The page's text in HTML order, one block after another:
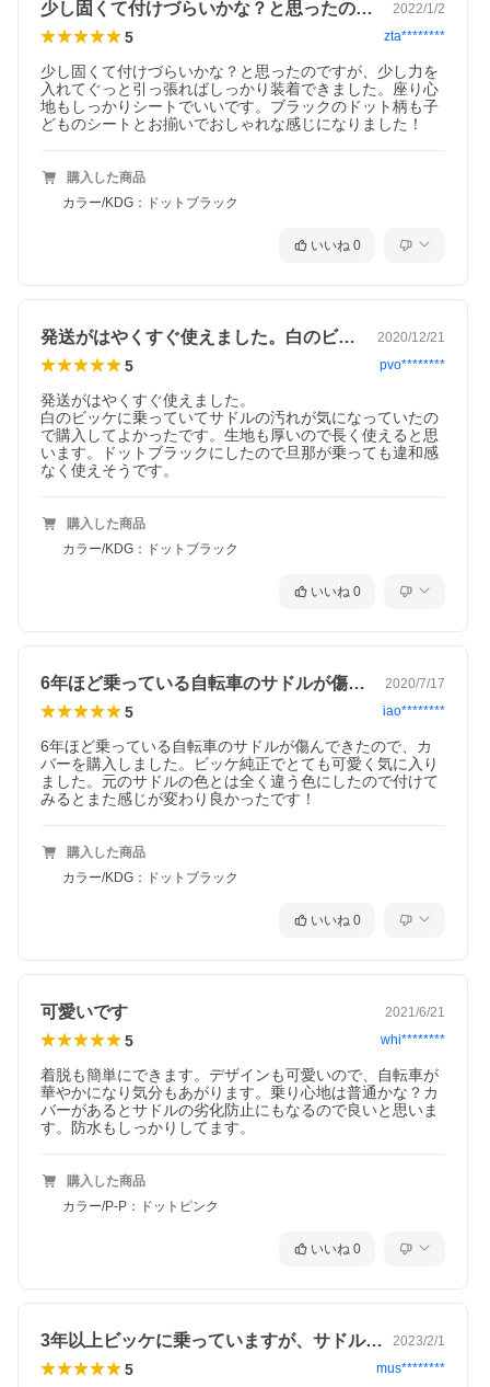
少し固くて付けづらいかな？と思ったので… 2022/1/2
5 zta********
少し固くて付けづらいかな？と思ったのですが、少し力を
入れてぐっと引っ張ればしっかり装着できました。座り心
地もしっかりシートでいいです。ブラックのドット柄も子
どものシートとお揃いでおしゃれな感じになりました！
購入した商品
カラー/KDG：ドットブラック
いいね 0
発送がはやくすぐ使えました。白のビッケ… 2020/12/21
5 pvo********
発送がはやくすぐ使えました。
白のビッケに乗っていてサドルの汚れが気になっていたの
で購入してよかったです。生地も厚いので長く使えると思
います。ドットブラックにしたので旦那が乗っても違和感
なく使えそうです。
購入した商品
カラー/KDG：ドットブラック
いいね 0
6年ほど乗っている自転車のサドルが傷ん… 2020/7/17
5 iao********
6年ほど乗っている自転車のサドルが傷んできたので、カ
バーを購入しました。ビッケ純正でとても可愛く気に入り
ました。元のサドルの色とは全く違う色にしたので付けて
みるとまた感じが変わり良かったです！
購入した商品
カラー/KDG：ドットブラック
いいね 0
可愛いです 2021/6/21
5 whi********
着脱も簡単にできます。デザインも可愛いので、自転車が
華やかになり気分もあがります。乗り心地は普通かな？カ
バーがあるとサドルの劣化防止にもなるので良いと思いま
す。防水もしっかりしてます。
購入した商品
カラー/P-P：ドットピンク
いいね 0
3年以上ビッケに乗っていますが、サドル… 2023/2/1
5 mus********